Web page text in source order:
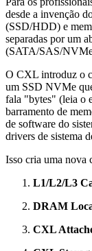
desde a invenção
(SSD/HDD) e
separadas por um
(SATA/SAS/
O CXL introduz o
um SSD NVMe
fala "bytes" (leia o
barramento de
de software do
drivers de sistema
Isso cria uma nova
L1/L2/L3
DRAM
CXL